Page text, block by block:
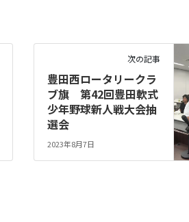
次の記事
豊田西ロータリークラ
ブ旗 第42回豊田軟式
少年野球新人戦大会抽
選会
2023年8月7日